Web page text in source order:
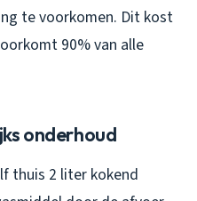
te voorkomen. Dit kost
90% van alle
onderhoud
thuis 2 liter kokend